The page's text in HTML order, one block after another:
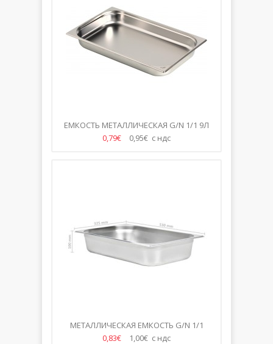
ЕМКОСТЬ МЕТАЛЛИЧЕСКАЯ G/N 1/1 9Л
65ММ
0,79€ 0,95€ с ндс
МЕТАЛЛИЧЕСКАЯ ЕМКОСТЬ G/N 1/1
100ММ
0,83€ 1,00€ с ндс